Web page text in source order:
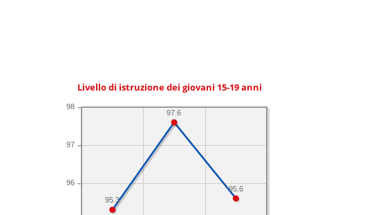
Livello di istruzione dei giovani 15-19 anni
96
97
98
95.6
97.6
95.3